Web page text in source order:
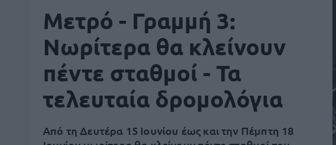
Μετρό - Γραμμή 3:
Νωρίτερα θα κλείνουν
πέντε σταθμοί - Τα
τελευταία δρομολόγια
Από τη Δευτέρα 15 Ιουνίου έως και την Πέμπτη 18